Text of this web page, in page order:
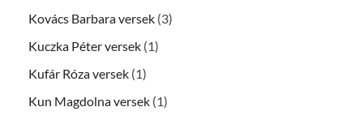
Kovács Barbara versek (3)
Kuczka Péter versek (1)
Kufár Róza versek (1)
Kun Magdolna versek (1)